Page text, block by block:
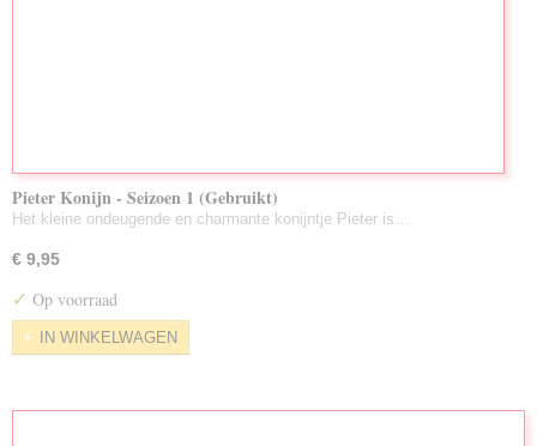
Pieter Konijn - Seizoen 1 (Gebruikt)
Het kleine ondeugende en charmante konijntje Pieter is…
€ 9,95
✓ Op voorraad
IN WINKELWAGEN